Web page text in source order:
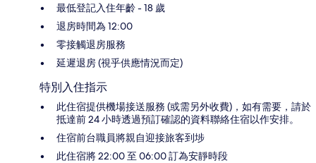
最低登記入住年齡 - 18 歲
退房時間為 12:00
零接觸退房服務
延遲退房 (視乎供應情況而定)
特別入住指示
此住宿提供機場接送服務 (或需另外收費)，如有需要，請於
抵達前 24 小時透過預訂確認的資料聯絡住宿以作安排。
住宿前台職員將親自迎接旅客到埗
此住宿將 22:00 至 06:00 訂為安靜時段